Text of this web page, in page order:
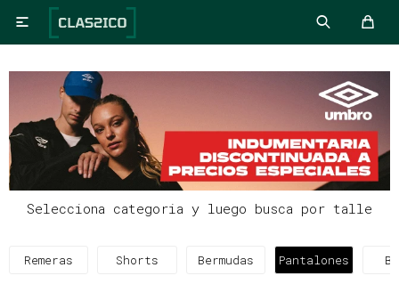

Selecciona categoria y luego busca por talle
Remeras Shorts Bermudas Pantalones